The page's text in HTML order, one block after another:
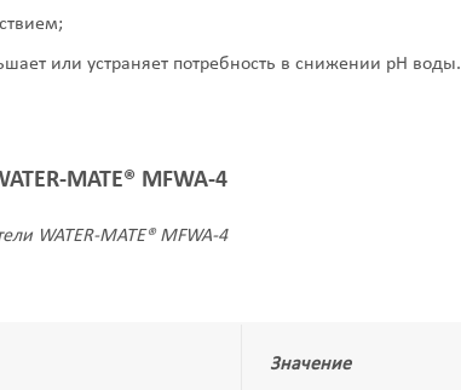
или устраняет потребность в снижении рН воды.
MATE® MFWA-4
WATER-MATE® MFWA-4
Значение